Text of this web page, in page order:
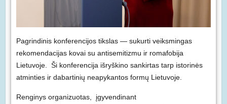
Pagrindinis konferencijos tikslas — sukurti veiksmingas
rekomendacijas kovai su antisemitizmu ir romafobija
Lietuvoje. Ši konferencija išryškino sankirtas tarp istorinės
atminties ir dabartinių neapykantos formų Lietuvoje.
Renginys organizuotas, įgyvendinant